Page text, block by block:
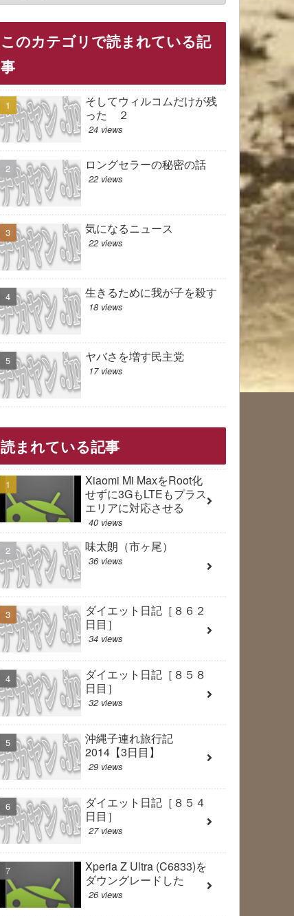
このカテゴリで読まれている記
事
そしてウィルコムだけが残
った ２
24 views
ロングセラーの秘密の話
22 views
気になるニュース
22 views
生きるために我が子を殺す
18 views
ヤバさを増す民主党
17 views
読まれている記事
Xiaomi Mi MaxをRoot化
せずに3GもLTEもプラス
エリアに対応させる
40 views
味太朗（市ヶ尾）
36 views
ダイエット日記［８６２
日目］
34 views
ダイエット日記［８５８
日目］
32 views
沖縄子連れ旅行記
2014【3日目】
29 views
ダイエット日記［８５４
日目］
27 views
Xperia Z Ultra (C6833)を
ダウングレードした
26 views